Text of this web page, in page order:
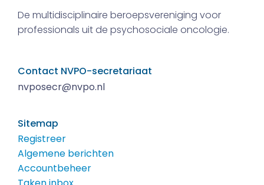
De multidisciplinaire beroepsvereniging voor
professionals uit de psychosociale oncologie.
Contact NVPO-secretariaat
nvposecr@nvpo.nl
Sitemap
Registreer
Algemene berichten
Accountbeheer